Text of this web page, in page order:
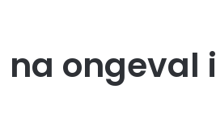
ongeval